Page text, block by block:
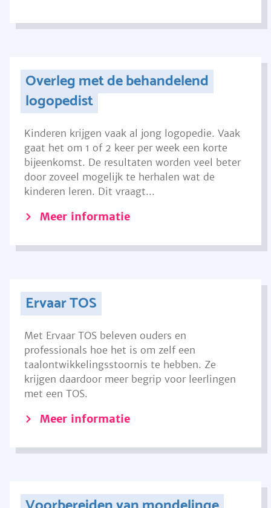
Overleg met de behandelend
logopedist
Kinderen krijgen vaak al jong logopedie. Vaak
gaat het om 1 of 2 keer per week een korte
bijeenkomst. De resultaten worden veel beter
door zoveel mogelijk te herhalen wat de
kinderen leren. Dit vraagt...
Meer informatie
Ervaar TOS
Met Ervaar TOS beleven ouders en
professionals hoe het is om zelf een
taalontwikkelingsstoornis te hebben. Ze
krijgen daardoor meer begrip voor leerlingen
met een TOS.
Meer informatie